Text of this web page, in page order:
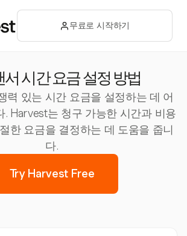
무료로 시작하기
서 시간 요금 설정 방법
력 있는 시간 요금을 설정하는 데 어
. Harvest는 청구 가능한 시간과 비용
한 요금을 결정하는 데 도움을 줍니
다.
Try Harvest Free